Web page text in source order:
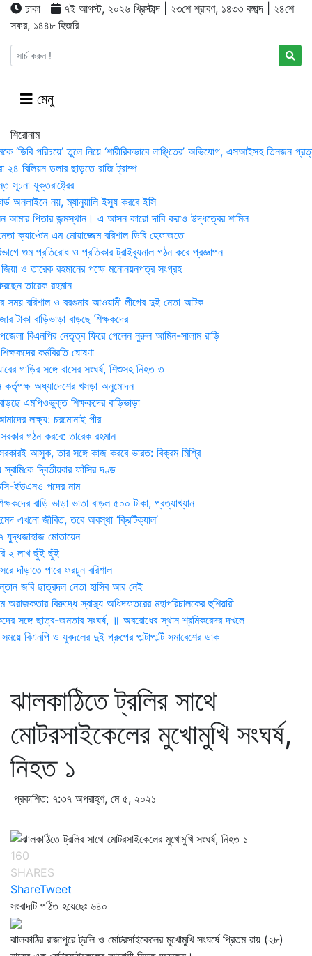
ঢাকা
৭ই আগস্ট, ২০২৬ খ্রিস্টাব্দ | ২৩শে শ্রাবণ, ১৪৩৩ বঙ্গাব্দ | ২৪শে
সফর, ১৪৪৮ হিজরি
মেনু
শিরোনাম
‘ডিবি পরিচয়ে’ তুলে নিয়ে ‘শারীরিকভাবে লাঞ্ছিতের’ অভিযোগ, এসআইসহ তিনজন
২৪ বিলিয়ন ডলার ছাড়তে রাজি ট্রাম্প
সূচনা যুক্তরাষ্ট্রের
অনলাইনে নয়, ম্যানুয়ালি ইস্যু করবে ইসি
পিতার জন্মস্থান। এ আসন কারো দাবি করাও উদ্ধত্বের শামিল
ক্যাপ্টেন এম মোয়াজ্জেম বরিশাল ডিবি হেফাজতে
গুম প্রতিরোধ ও প্রতিকার ট্রাইব্যুনাল গঠন করে প্রজ্ঞাপন
ও তারেক রহমানের পক্ষে মনোনয়নপত্র সংগ্রহ
তারেক রহমান
সময় ব‌রিশাল ও বরগুনার আওয়ামী লীগের দুই নেতা আটক
টাকা বাড়িভাড়া বাড়ছে শিক্ষকদের
বিএনপির নেতৃত্ব ফিরে পেলেন নুরুল আমিন-সালাম রাড়ি
কর্মবিরতি ঘোষণা
গাড়ির সঙ্গে বাসের সংঘর্ষ, শিশুসহ নিহত ৩
কর্তৃপক্ষ অধ্যাদেশের খসড়া অনুমোদন
এমপিওভুক্ত শিক্ষকদের বাড়িভাড়া
লক্ষ্য: চরমোনাই পীর
গঠন করবে: তা‌রেক রহমান
আসুক, তার সঙ্গে কাজ করবে ভারত: বিক্রম মিশ্রি
দ্বিতীয়বার ফাঁসির দণ্ড
ইউএনও পদের নাম
বাড়ি ভাড়া ভাতা বাড়ল ৫০০ টাকা, প্রত্যাখ্যান
এখনো জীবিত, তবে অবস্থা ‘ক্রিটিক্যাল’
যুদ্ধজাহাজ মোতায়েন
২ লাখ ছুঁই ছুঁই
দাঁড়াতে পারে ফরচুন বরিশাল
জবি ছাত্রদল নেতা হাসিব আর নেই
অরাজকতার বিরুদ্ধে স্বাস্থ্য অধিদফতরের মহাপরিচালকের হুশিয়ারী
সঙ্গে ছাত্র-জনতার সংঘর্ষ, ॥ অবরোধের স্থান শ্রমিকরেদর দখলে
বিএনপি ও যুবদলের দুই গ্রুপের পাল্টাপাল্টি সমাবেশের ডাক
ঝালকাঠিতে ট্রলির সাথে
মোটরসাইকেলের মুখোমুখি সংঘর্ষ,
নিহত ১
প্রকাশিত: ৭:৩৭ অপরাহ্ণ, মে ৫, ২০২১
160
SHARES
ShareTweet
সংবাদটি পঠিত হয়েছেঃ ৬৪০
ঝালকাঠির রাজাপুরে ট্রলি ও মোটরসাইকেলের মুখোমুখি সংঘর্ষে প্রিতম রায় (২৮)